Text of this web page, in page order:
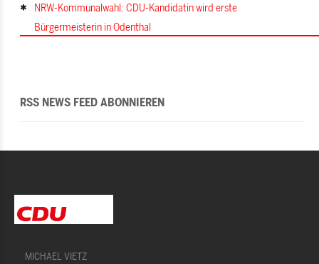
NRW-Kommunalwahl: CDU-Kandidatin wird erste
Bürgermeisterin in Odenthal
RSS NEWS FEED ABONNIEREN
MICHAEL VIETZ